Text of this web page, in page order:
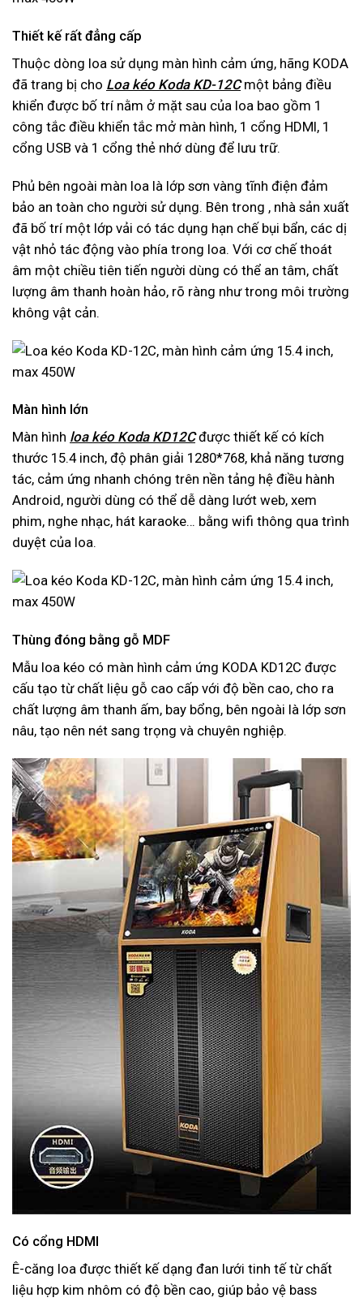
Thiết kế rất đẳng cấp
Thuộc dòng loa sử dụng màn hình cảm ứng, hãng KODA
đã trang bị cho Loa kéo Koda KD-12Cmột bảng điều
khiển được bố trí nằm ở mặt sau của loa bao gồm 1
công tắc điều khiển tắc mở màn hình, 1 cổng HDMI, 1
cổng USB và 1 cổng thẻ nhớ dùng để lưu trữ.
Phủ bên ngoài màn loa là lớp sơn vàng tĩnh điện đảm
bảo an toàn cho người sử dụng. Bên trong , nhà sản xuất
đã bố trí một lớp vải có tác dụng hạn chế bụi bẩn, các dị
vật nhỏ tác động vào phía trong loa. Với cơ chế thoát
âm một chiều tiên tiến người dùng có thể an tâm, chất
lượng âm thanh hoàn hảo, rõ ràng như trong môi trường
không vật cản.
Màn hình lớn
Màn hình loa kéo Koda KD12Cđược thiết kế có kích
thước 15.4 inch, độ phân giải 1280*768, khả năng tương
tác, cảm ứng nhanh chóng trên nền tảng hệ điều hành
Android, người dùng có thể dễ dàng lướt web, xem
phim, nghe nhạc, hát karaoke… bằng wifi thông qua trình
duyệt của loa.
Thùng đóng bằng gỗ MDF
Mẫu loa kéo có màn hình cảm ứng KODA KD12C được
cấu tạo từ chất liệu gỗ cao cấp với độ bền cao, cho ra
chất lượng âm thanh ấm, bay bổng, bên ngoài là lớp sơn
nâu, tạo nên nét sang trọng và chuyên nghiệp.
Có cổng HDMI
Ê-căng loa được thiết kế dạng đan lưới tinh tế từ chất
liệu hợp kim nhôm có độ bền cao, giúp bảo vệ bass